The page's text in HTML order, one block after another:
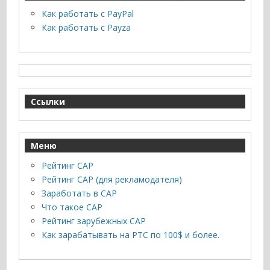
Как работать с PayPal
Как работать с Payza
Ссылки
Меню
Рейтинг САР
Рейтинг САР (для рекламодателя)
Заработать в САР
Что такое САР
Рейтинг зарубежных САР
Как зарабатывать на PTC по 100$ и более.